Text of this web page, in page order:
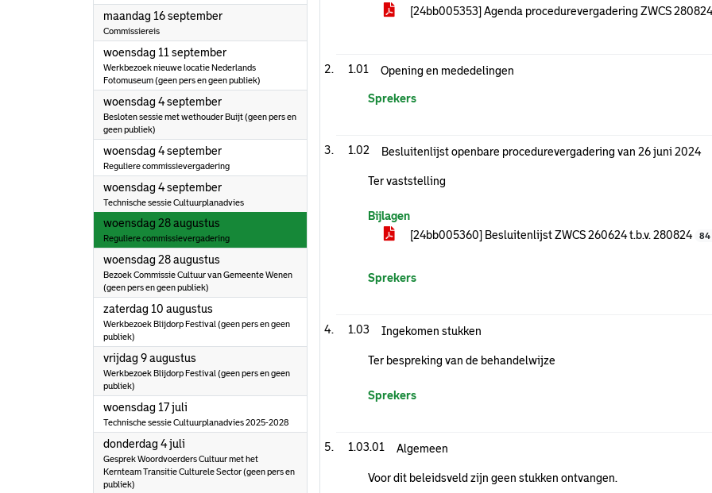
maandag 16 september2024
Commissiereis
woensdag 11 september2024
Werkbezoek nieuwe locatie Nederlands
Fotomuseum (geen pers en geen publiek)
woensdag 4 september2024
Besloten sessie met wethouder Buijt (geen pers en
geen publiek)
woensdag 4 september2024
Reguliere commissievergadering
woensdag 4 september2024
Technische sessie Cultuurplanadvies
woensdag 28 augustus
Reguliere commissievergadering
woensdag 28 augustus
Bezoek Commissie Cultuur van Gemeente Wenen
(geen pers en geen publiek)
zaterdag 10 augustus
Werkbezoek Blijdorp Festival (geen pers en geen
publiek)
vrijdag 9 augustus
Werkbezoek Blijdorp Festival (geen pers en geen
publiek)
woensdag 17 juli
Technische sessie Cultuurplanadvies 2025-2028
donderdag 4 juli
Gesprek Woordvoerders Cultuur met het
Kernteam Transitie Culturele Sector (geen pers en
publiek)
[24bb005353] Agenda procedurevergadering ZWCS
1.01 Opening en mededelingen
Sprekers
1.02 Besluitenlijst openbare procedurevergadering van 26 juni 2024
Ter vaststelling
Bijlagen
[24bb005360] Besluitenlijst ZWCS 260624 t.b.v. 280824
84
Sprekers
1.03 Ingekomen stukken
Ter bespreking van de behandelwijze
Sprekers
1.03.01 Algemeen
Voor dit beleidsveld zijn geen stukken ontvangen.